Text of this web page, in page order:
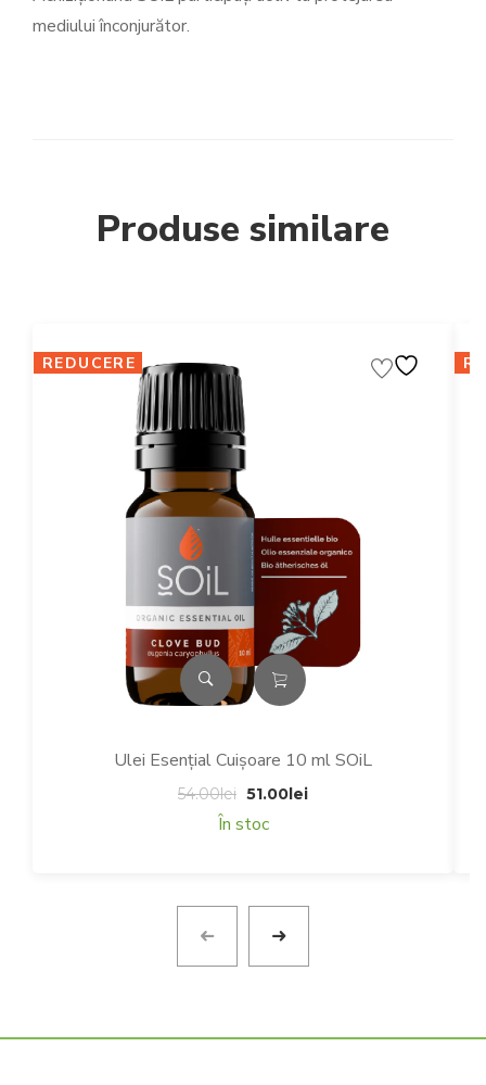
mediului înconjurător.
Produse similare
REDUCERE
Ulei Esențial Cuișoare 10 ml SOiL
54.00lei Prețul
inițial
51.00leiPrețul
În stoc